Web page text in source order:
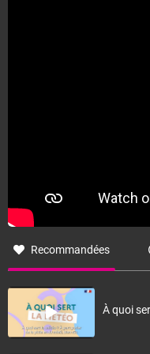
Recommandées
À quoi